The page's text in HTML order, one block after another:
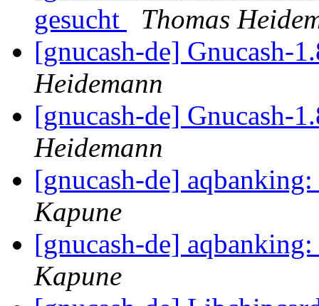
gesucht
Thomas
[gnucash-de] Gnucash-
Heidemann
[gnucash-de] Gnucash-
Heidemann
[gnucash-de]
Kapune
[gnucash-de]
Kapune